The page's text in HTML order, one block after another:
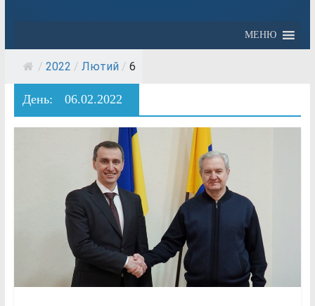
МЕНЮ
/ 2022 / Лютий / 6
День: 06.02.2022